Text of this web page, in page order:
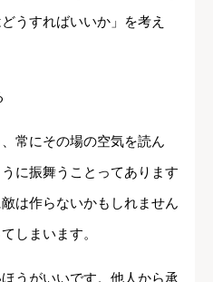
うすればいいか」を考え
常にその場の空気を読ん
に振舞うことってあります
は作らないかもしれません
しまいます。
うがいいです。他人から承